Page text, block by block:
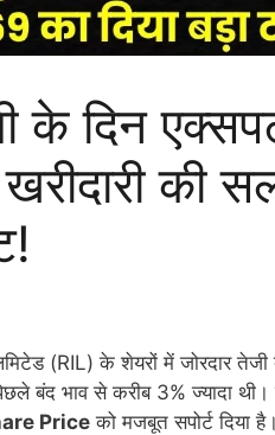
के दिन
की
(RIL) के शेयरों में जोरदार
बंद भाव से करीब 3% ज्यादा थी।
Priceको मजबूत सपोर्ट दिया